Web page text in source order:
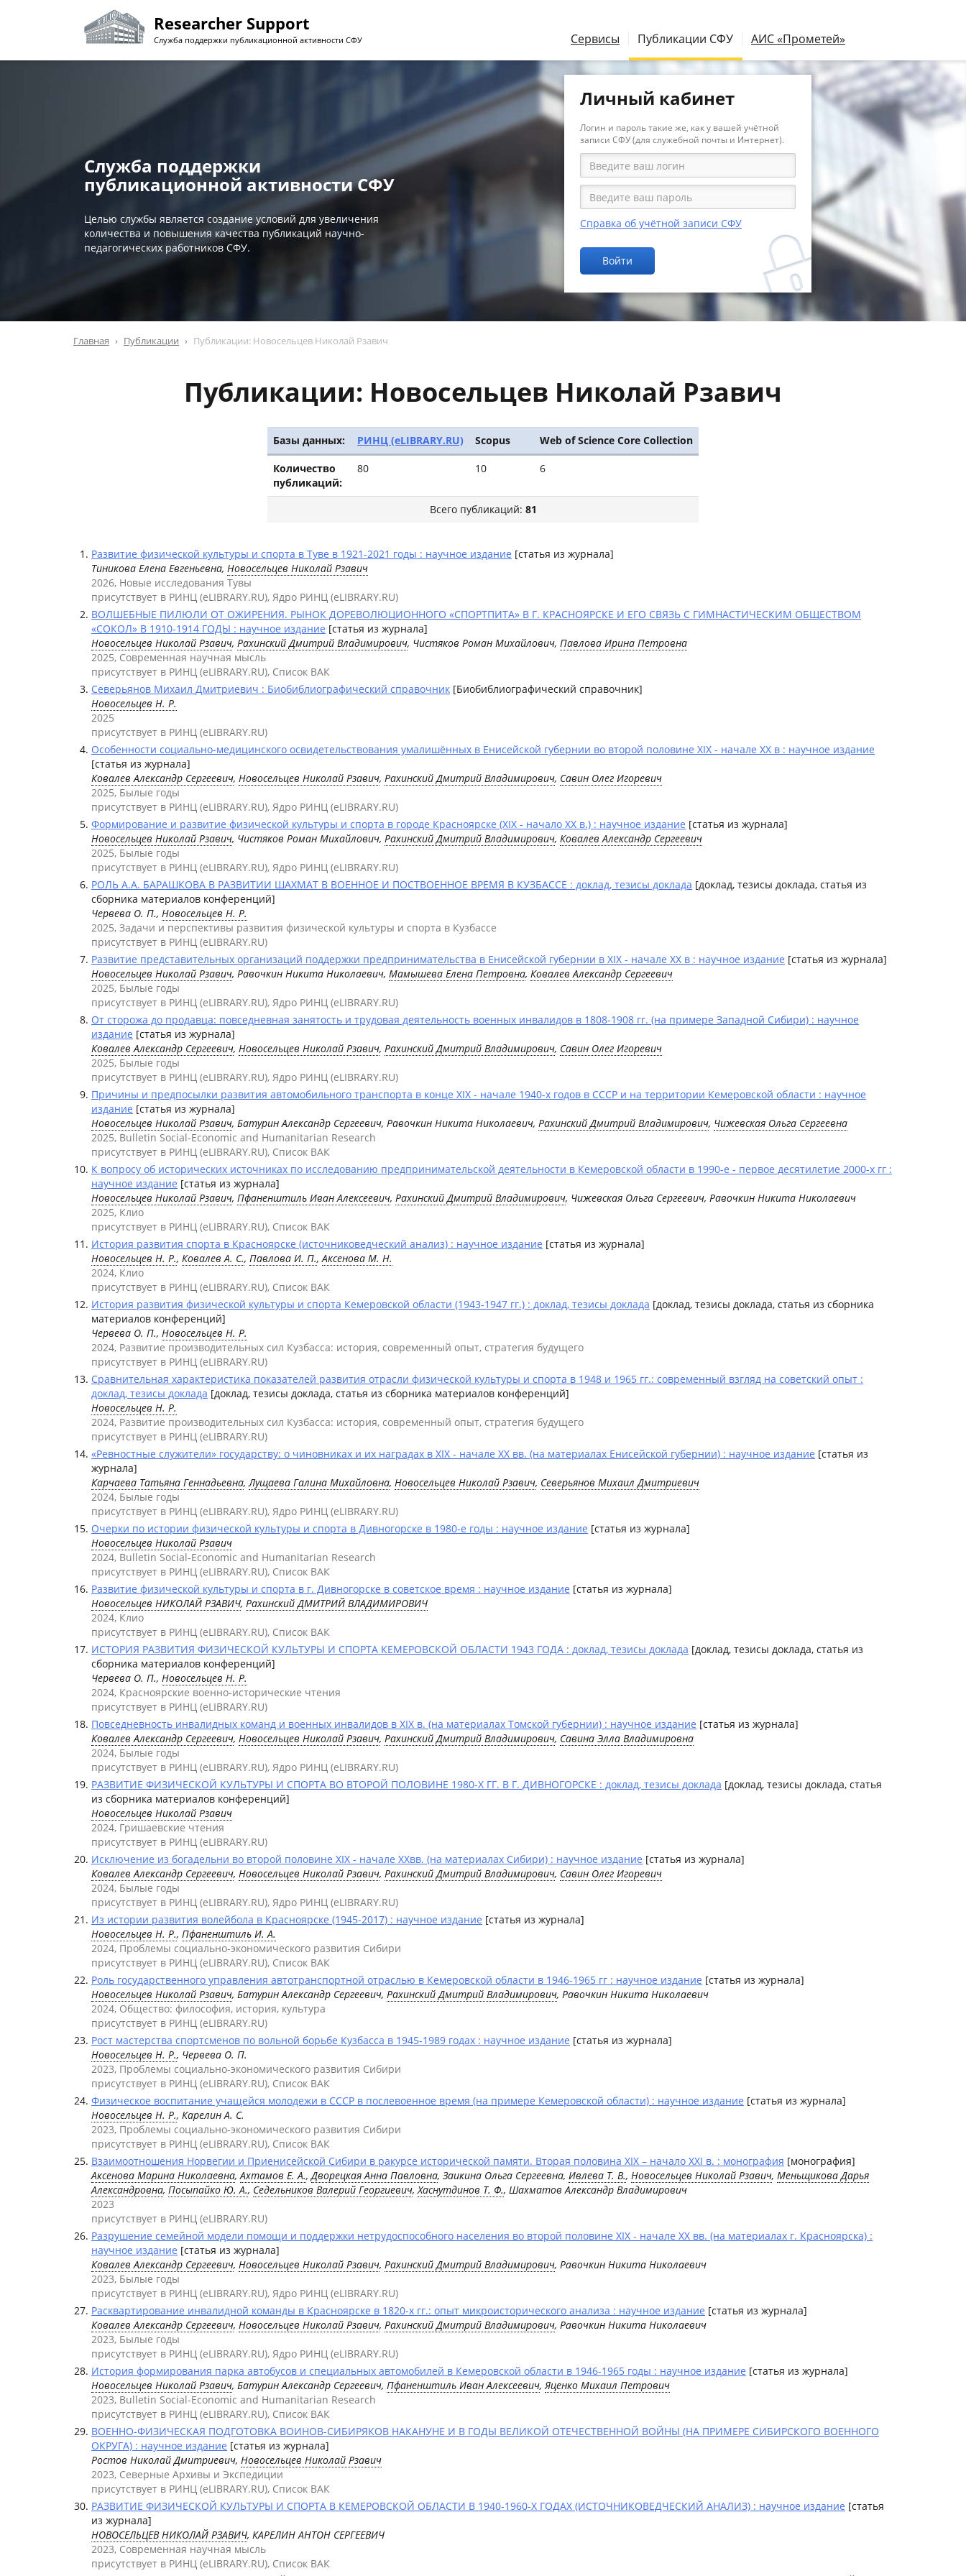
Researcher Support
Служба поддержки публикационной активности СФУ Сервисы Публикации СФУ АИС «Прометей»
Служба поддержки
публикационной активности СФУ
Целью службы является создание условий для увеличения
количества и повышения качества публикаций научно-
педагогических работников СФУ.
Личный кабинет
Логин и пароль такие же, как у вашей учётной
записи СФУ (для служебной почты и Интернет).
Справка об учётной записи СФУ
Войти
Главная Публикации Публикации: Новосельцев Николай Рзавич
Публикации: Новосельцев Николай Рзавич
Базы данных: РИНЦ (eLIBRARY.RU) Scopus Web of Science Core Collection
Количество
публикаций:
80 10 6
Всего публикаций: 81
Развитие физической культуры и спорта в Туве в 1921-2021 годы : научное издание [статья из журнала]
Тиникова Елена Евгеньевна, Новосельцев Николай Рзавич
2026, Новые исследования Тувы
присутствует в РИНЦ (eLIBRARY.RU), Ядро РИНЦ (eLIBRARY.RU)
ВОЛШЕБНЫЕ ПИЛЮЛИ ОТ ОЖИРЕНИЯ. РЫНОК ДОРЕВОЛЮЦИОННОГО «СПОРТПИТА» В Г. КРАСНОЯРСКЕ И ЕГО СВЯЗЬ С ГИМНАСТИЧЕСКИМ ОБЩЕСТВОМ
«СОКОЛ» В 1910-1914 ГОДЫ : научное издание [статья из журнала]
Новосельцев Николай Рзавич, Рахинский Дмитрий Владимирович, Чистяков Роман Михайлович, Павлова Ирина Петровна
2025, Современная научная мысль
присутствует в РИНЦ (eLIBRARY.RU), Список ВАК
Северьянов Михаил Дмитриевич : Биобиблиографический справочник [Биобиблиографический справочник]
Новосельцев Н. Р.
2025
присутствует в РИНЦ (eLIBRARY.RU)
Особенности социально-медицинского освидетельствования умалишённых в Енисейской губернии во второй половине XIX - начале XX в : научное издание
[статья из журнала]
Ковалев Александр Сергеевич, Новосельцев Николай Рзавич, Рахинский Дмитрий Владимирович, Савин Олег Игоревич
2025, Былые годы
присутствует в РИНЦ (eLIBRARY.RU), Ядро РИНЦ (eLIBRARY.RU)
Формирование и развитие физической культуры и спорта в городе Красноярске (ХIX - начало ХХ в.) : научное издание [статья из журнала]
Новосельцев Николай Рзавич, Чистяков Роман Михайлович, Рахинский Дмитрий Владимирович, Ковалев Александр Сергеевич
2025, Былые годы
присутствует в РИНЦ (eLIBRARY.RU), Ядро РИНЦ (eLIBRARY.RU)
РОЛЬ А.А. БАРАШКОВА В РАЗВИТИИ ШАХМАТ В ВОЕННОЕ И ПОСТВОЕННОЕ ВРЕМЯ В КУЗБАССЕ : доклад, тезисы доклада [доклад, тезисы доклада, статья из
сборника материалов конференций]
Червева О. П., Новосельцев Н. Р.
2025, Задачи и перспективы развития физической культуры и спорта в Кузбассе
присутствует в РИНЦ (eLIBRARY.RU)
Развитие представительных организаций поддержки предпринимательства в Енисейской губернии в XIX - начале XX в : научное издание [статья из журнала]
Новосельцев Николай Рзавич, Равочкин Никита Николаевич, Мамышева Елена Петровна, Ковалев Александр Сергеевич
2025, Былые годы
присутствует в РИНЦ (eLIBRARY.RU), Ядро РИНЦ (eLIBRARY.RU)
От сторожа до продавца: повседневная занятость и трудовая деятельность военных инвалидов в 1808-1908 гг. (на примере Западной Сибири) : научное
издание [статья из журнала]
Ковалев Александр Сергеевич, Новосельцев Николай Рзавич, Рахинский Дмитрий Владимирович, Савин Олег Игоревич
2025, Былые годы
присутствует в РИНЦ (eLIBRARY.RU), Ядро РИНЦ (eLIBRARY.RU)
Причины и предпосылки развития автомобильного транспорта в конце XIX - начале 1940-х годов в СССР и на территории Кемеровской области : научное
издание [статья из журнала]
Новосельцев Николай Рзавич, Батурин Александр Сергеевич, Равочкин Никита Николаевич, Рахинский Дмитрий Владимирович, Чижевская Ольга Сергеевна
2025, Bulletin Social-Economic and Humanitarian Research
присутствует в РИНЦ (eLIBRARY.RU), Список ВАК
К вопросу об исторических источниках по исследованию предпринимательской деятельности в Кемеровской области в 1990-е - первое десятилетие 2000-х гг :
научное издание [статья из журнала]
Новосельцев Николай Рзавич, Пфаненштиль Иван Алексеевич, Рахинский Дмитрий Владимирович, Чижевская Ольга Сергеевич, Равочкин Никита Николаевич
2025, Клио
присутствует в РИНЦ (eLIBRARY.RU), Список ВАК
История развития спорта в Красноярске (источниковедческий анализ) : научное издание [статья из журнала]
Новосельцев Н. Р., Ковалев А. С., Павлова И. П.,Аксенова М. Н.
2024, Клио
присутствует в РИНЦ (eLIBRARY.RU), Список ВАК
История развития физической культуры и спорта Кемеровской области (1943-1947 гг.) : доклад, тезисы доклада [доклад, тезисы доклада, статья из сборника
материалов конференций]
Червева О. П., Новосельцев Н. Р.
2024, Развитие производительных сил Кузбасса: история, современный опыт, стратегия будущего
присутствует в РИНЦ (eLIBRARY.RU)
Сравнительная характеристика показателей развития отрасли физической культуры и спорта в 1948 и 1965 гг.: современный взгляд на советский опыт :
доклад, тезисы доклада [доклад, тезисы доклада, статья из сборника материалов конференций]
Новосельцев Н. Р.
2024, Развитие производительных сил Кузбасса: история, современный опыт, стратегия будущего
присутствует в РИНЦ (eLIBRARY.RU)
«Ревностные служители» государству: о чиновниках и их наградах в XIX - начале ХХ вв. (на материалах Енисейской губернии) : научное издание [статья из
журнала]
Карчаева Татьяна Геннадьевна,Лущаева Галина Михайловна, Новосельцев Николай Рзавич, Северьянов Михаил Дмитриевич
2024, Былые годы
присутствует в РИНЦ (eLIBRARY.RU), Ядро РИНЦ (eLIBRARY.RU)
Очерки по истории физической культуры и спорта в Дивногорске в 1980-е годы : научное издание [статья из журнала]
Новосельцев Николай Рзавич
2024, Bulletin Social-Economic and Humanitarian Research
присутствует в РИНЦ (eLIBRARY.RU), Список ВАК
Развитие физической культуры и спорта в г. Дивногорске в советское время : научное издание [статья из журнала]
Новосельцев НИКОЛАЙ РЗАВИЧ, Рахинский ДМИТРИЙ ВЛАДИМИРОВИЧ
2024, Клио
присутствует в РИНЦ (eLIBRARY.RU), Список ВАК
ИСТОРИЯ РАЗВИТИЯ ФИЗИЧЕСКОЙ КУЛЬТУРЫ И СПОРТА КЕМЕРОВСКОЙ ОБЛАСТИ 1943 ГОДА : доклад, тезисы доклада [доклад, тезисы доклада, статья из
сборника материалов конференций]
Червева О. П., Новосельцев Н. Р.
2024, Красноярские военно-исторические чтения
присутствует в РИНЦ (eLIBRARY.RU)
Повседневность инвалидных команд и военных инвалидов в XIX в. (на материалах Томской губернии) : научное издание [статья из журнала]
Ковалев Александр Сергеевич, Новосельцев Николай Рзавич, Рахинский Дмитрий Владимирович, Савина Элла Владимировна
2024, Былые годы
присутствует в РИНЦ (eLIBRARY.RU), Ядро РИНЦ (eLIBRARY.RU)
РАЗВИТИЕ ФИЗИЧЕСКОЙ КУЛЬТУРЫ И СПОРТА ВО ВТОРОЙ ПОЛОВИНЕ 1980-Х ГГ. В Г. ДИВНОГОРСКЕ : доклад, тезисы доклада [доклад, тезисы доклада, статья
из сборника материалов конференций]
Новосельцев Николай Рзавич
2024, Гришаевские чтения
присутствует в РИНЦ (eLIBRARY.RU)
Исключение из богадельни во второй половине XIX - начале XXвв. (на материалах Сибири) : научное издание [статья из журнала]
Ковалев Александр Сергеевич, Новосельцев Николай Рзавич, Рахинский Дмитрий Владимирович, Савин Олег Игоревич
2024, Былые годы
присутствует в РИНЦ (eLIBRARY.RU), Ядро РИНЦ (eLIBRARY.RU)
Из истории развития волейбола в Красноярске (1945-2017) : научное издание [статья из журнала]
Новосельцев Н. Р., Пфаненштиль И. А.
2024, Проблемы социально-экономического развития Сибири
присутствует в РИНЦ (eLIBRARY.RU), Список ВАК
Роль государственного управления автотранспортной отраслью в Кемеровской области в 1946-1965 гг : научное издание [статья из журнала]
Новосельцев Николай Рзавич, Батурин Александр Сергеевич, Рахинский Дмитрий Владимирович, Равочкин Никита Николаевич
2024, Общество: философия, история, культура
присутствует в РИНЦ (eLIBRARY.RU)
Рост мастерства спортсменов по вольной борьбе Кузбасса в 1945-1989 годах : научное издание [статья из журнала]
Новосельцев Н. Р., Червева О. П.
2023, Проблемы социально-экономического развития Сибири
присутствует в РИНЦ (eLIBRARY.RU), Список ВАК
Физическое воспитание учащейся молодежи в СССР в послевоенное время (на примере Кемеровской области) : научное издание [статья из журнала]
Новосельцев Н. Р., Карелин А. С.
2023, Проблемы социально-экономического развития Сибири
присутствует в РИНЦ (eLIBRARY.RU), Список ВАК
Взаимоотношения Норвегии и Приенисейской Сибири в ракурсе исторической памяти. Вторая половина XIX – начало XXI в. : монография [монография]
Аксенова Марина Николаевна,Ахтамов Е. А.,Дворецкая Анна Павловна, Заикина Ольга Сергеевна, Ивлева Т. В., Новосельцев Николай Рзавич, Меньщикова Дарья
Александровна, Посыпайко Ю. А., Седельников Валерий Георгиевич,Хаснутдинов Т. Ф., Шахматов Александр Владимирович
2023
присутствует в РИНЦ (eLIBRARY.RU)
Разрушение семейной модели помощи и поддержки нетрудоспособного населения во второй половине XIX - начале XX вв. (на материалах г. Красноярска) :
научное издание [статья из журнала]
Ковалев Александр Сергеевич, Новосельцев Николай Рзавич, Рахинский Дмитрий Владимирович, Равочкин Никита Николаевич
2023, Былые годы
присутствует в РИНЦ (eLIBRARY.RU), Ядро РИНЦ (eLIBRARY.RU)
Расквартирование инвалидной команды в Красноярске в 1820-х гг.: опыт микроисторического анализа : научное издание [статья из журнала]
Ковалев Александр Сергеевич, Новосельцев Николай Рзавич, Рахинский Дмитрий Владимирович, Равочкин Никита Николаевич
2023, Былые годы
присутствует в РИНЦ (eLIBRARY.RU), Ядро РИНЦ (eLIBRARY.RU)
История формирования парка автобусов и специальных автомобилей в Кемеровской области в 1946-1965 годы : научное издание [статья из журнала]
Новосельцев Николай Рзавич, Батурин Александр Сергеевич, Пфаненштиль Иван Алексеевич,Яценко Михаил Петрович
2023, Bulletin Social-Economic and Humanitarian Research
присутствует в РИНЦ (eLIBRARY.RU), Список ВАК
ВОЕННО-ФИЗИЧЕСКАЯ ПОДГОТОВКА ВОИНОВ-СИБИРЯКОВ НАКАНУНЕ И В ГОДЫ ВЕЛИКОЙ ОТЕЧЕСТВЕННОЙ ВОЙНЫ (НА ПРИМЕРЕ СИБИРСКОГО ВОЕННОГО
ОКРУГА) : научное издание [статья из журнала]
Ростов Николай Дмитриевич, Новосельцев Николай Рзавич
2023, Северные Архивы и Экспедиции
присутствует в РИНЦ (eLIBRARY.RU), Список ВАК
РАЗВИТИЕ ФИЗИЧЕСКОЙ КУЛЬТУРЫ И СПОРТА В КЕМЕРОВСКОЙ ОБЛАСТИ В 1940-1960-Х ГОДАХ (ИСТОЧНИКОВЕДЧЕСКИЙ АНАЛИЗ) : научное издание [статья
из журнала]
НОВОСЕЛЬЦЕВ НИКОЛАЙ РЗАВИЧ, КАРЕЛИН АНТОН СЕРГЕЕВИЧ
2023, Современная научная мысль
присутствует в РИНЦ (eLIBRARY.RU), Список ВАК